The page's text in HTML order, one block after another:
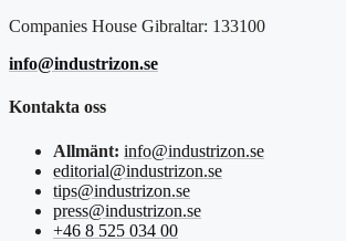
Companies House Gibraltar: 133100
info@industrizon.se
Kontakta oss
Allmänt: info@industrizon.se
editorial@industrizon.se
tips@industrizon.se
press@industrizon.se
+46 8 525 034 00